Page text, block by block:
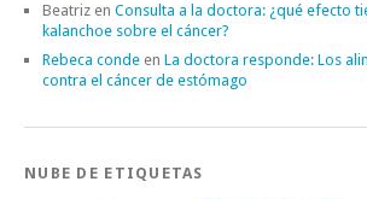
Beatriz en Consulta a la doctora: ¿qué efecto
kalanchoe sobre el cáncer?
Rebeca conde en La doctora responde: Los
contra el cáncer de estómago
NUBE DE ETIQUETAS